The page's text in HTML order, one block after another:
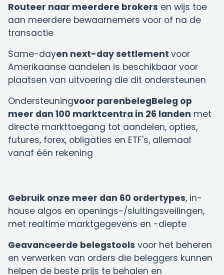
Routeer naar meerdere brokers en wijs toe
aan meerdere bewaarnemers voor of na de
transactie
‍Same-dayen next-day settlement voor
Amerikaanse aandelen is beschikbaar voor
plaatsen van uitvoering die dit ondersteunen
Ondersteuningvoor parenbelegBeleg op
meer dan 100 marktcentra in 26 landen met
directe markttoegang tot aandelen, opties,
futures, forex, obligaties en ETF's, allemaal
vanaf één rekening
Gebruik onze meer dan 60 ordertypes, in-
house algos en openings-/sluitingsveilingen,
met realtime marktgegevens en -diepte
Geavanceerde belegstools voor het beheren
en verwerken van orders die beleggers kunnen
helpen de beste prijs te behalen en